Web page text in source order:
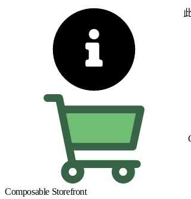
Composable Storefront